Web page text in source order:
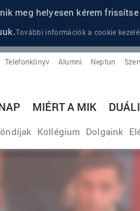
meg helyesen kérem
További információk a cookie
Neptun
Alumni
Telefonkönyv
MIÉRT A MIK
Kollégium Dolgaink